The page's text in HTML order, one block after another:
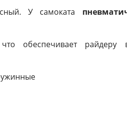
У самоката
обеспечивает райдеру